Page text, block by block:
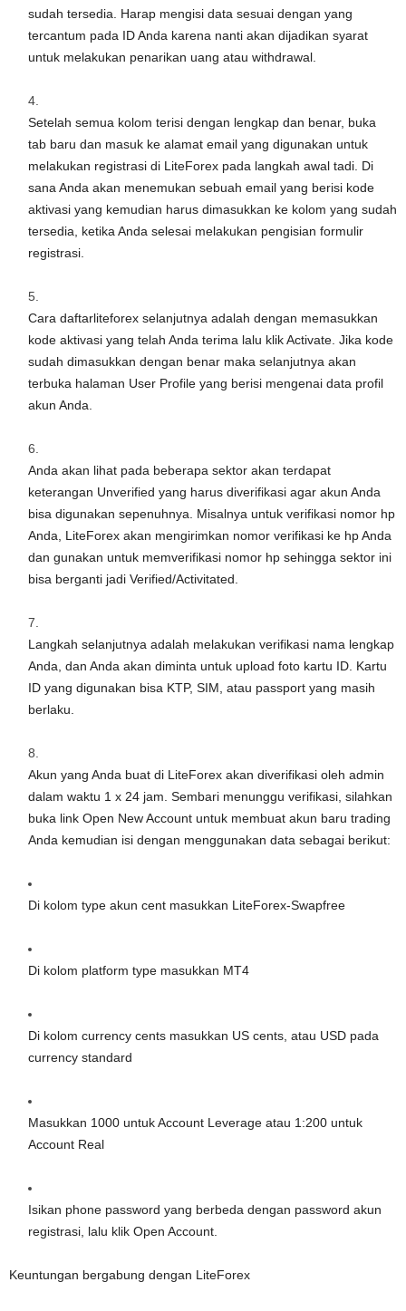
sudah tersedia. Harap mengisi data sesuai dengan yang
tercantum pada ID Anda karena nanti akan dijadikan syarat
untuk melakukan penarikan uang atau withdrawal.
Setelah semua kolom terisi dengan lengkap dan benar, buka
tab baru dan masuk ke alamat email yang digunakan untuk
melakukan registrasi di LiteForex pada langkah awal tadi. Di
sana Anda akan menemukan sebuah email yang berisi kode
aktivasi yang kemudian harus dimasukkan ke kolom yang sudah
tersedia, ketika Anda selesai melakukan pengisian formulir
registrasi.
Cara daftarliteforex selanjutnya adalah dengan memasukkan
kode aktivasi yang telah Anda terima lalu klik Activate. Jika kode
sudah dimasukkan dengan benar maka selanjutnya akan
terbuka halaman User Profile yang berisi mengenai data profil
akun Anda.
Anda akan lihat pada beberapa sektor akan terdapat
keterangan Unverified yang harus diverifikasi agar akun Anda
bisa digunakan sepenuhnya. Misalnya untuk verifikasi nomor hp
Anda, LiteForex akan mengirimkan nomor verifikasi ke hp Anda
dan gunakan untuk memverifikasi nomor hp sehingga sektor ini
bisa berganti jadi Verified/Activitated.
Langkah selanjutnya adalah melakukan verifikasi nama lengkap
Anda, dan Anda akan diminta untuk upload foto kartu ID. Kartu
ID yang digunakan bisa KTP, SIM, atau passport yang masih
berlaku.
Akun yang Anda buat di LiteForex akan diverifikasi oleh admin
dalam waktu 1 x 24 jam. Sembari menunggu verifikasi, silahkan
buka link Open New Account untuk membuat akun baru trading
Anda kemudian isi dengan menggunakan data sebagai berikut:
Di kolom type akun cent masukkan LiteForex-Swapfree
Di kolom platform type masukkan MT4
Di kolom currency cents masukkan US cents, atau USD pada
currency standard
Masukkan 1000 untuk Account Leverage atau 1:200 untuk
Account Real
Isikan phone password yang berbeda dengan password akun
registrasi, lalu klik Open Account.
Keuntungan bergabung dengan LiteForex